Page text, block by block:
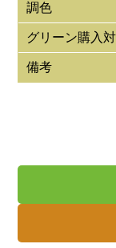
調色
グリーン購入
備考